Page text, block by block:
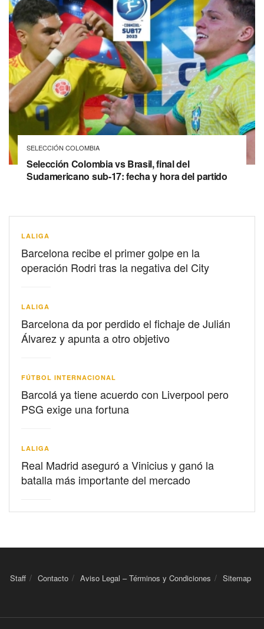
SELECCIÓN COLOMBIA
Selección Colombia vs Brasil, final del
Sudamericano sub-17: fecha y hora del partido
LALIGA
Barcelona recibe el primer golpe en la
operación Rodri tras la negativa del City
LALIGA
Barcelona da por perdido el fichaje de Julián
Álvarez y apunta a otro objetivo
FÚTBOL INTERNACIONAL
Barcolá ya tiene acuerdo con Liverpool pero
PSG exige una fortuna
LALIGA
Real Madrid aseguró a Vinicius y ganó la
batalla más importante del mercado
Staff Contacto Aviso Legal – Términos y Condiciones Sitemap